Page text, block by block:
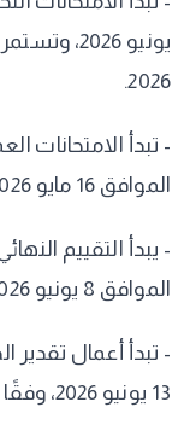
2026.
- تبدأ الامتحانات
الموافق 16 مايو 2026.
- يبدأ التقييم
الموافق 8 يونيو 2026، وفقًا لطبيعة كل نوعية.
- تبدأ أعمال تقدير
13 يونيو 2026، وفقًا لكل نوعية.